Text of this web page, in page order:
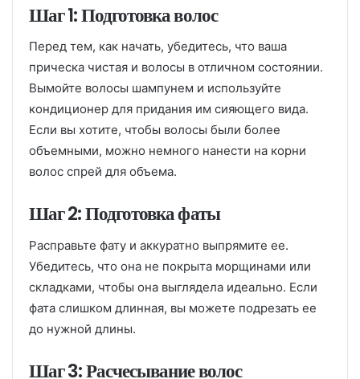
Шаг 1: Подготовка волос
Перед тем, как начать, убедитесь, что ваша
прическа чистая и волосы в отличном состоянии.
Вымойте волосы шампунем и используйте
кондиционер для придания им сияющего вида.
Если вы хотите, чтобы волосы были более
объемными, можно немного нанести на корни
волос спрей для объема.
Шаг 2: Подготовка фаты
Расправьте фату и аккуратно выпрямите ее.
Убедитесь, что она не покрыта морщинами или
складками, чтобы она выглядела идеально. Если
фата слишком длинная, вы можете подрезать ее
до нужной длины.
Шаг 3: Расчесывание волос